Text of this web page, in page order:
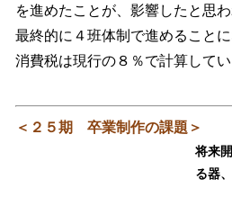
を進めたことが、影響したと思
最終的に４班体制で進めること
消費税は現行の８％で計算してい
＜２５期 卒業制作の課題＞
将来
る器